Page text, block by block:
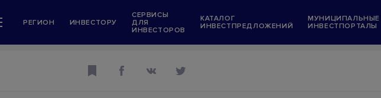
РЕГИОН ИНВЕСТОРУ
СЕРВИСЫ
ДЛЯ
ИНВЕСТОРОВ
КАТАЛОГ
ИНВЕСТПРЕДЛОЖЕНИЙ
МУНИЦИПАЛЬНЫЕ
ИНВЕСТПОРТАЛЫ
Информационные ресурсы